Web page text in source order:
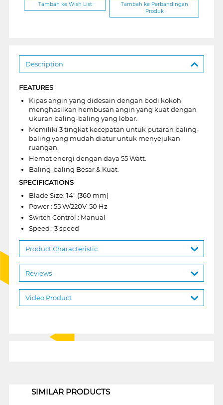
Tambah ke Wish List
Tambah ke Perbandingan
Produk
Description
FEATURES
Kipas angin yang didesain dengan bodi kokoh
menghasilkan hembusan angin yang kuat dengan
ukuran baling-baling yang lebar.
Memiliki 3 tingkat kecepatan untuk putaran baling-
baling yang mudah diatur untuk menyejukan
ruangan.
Hemat energi dengan daya 55 Watt.
Baling-baling Besar & Kuat.
SPECIFICATIONS
Blade Size: 14" (360 mm)
Power : 55 W/220V-50 Hz
Switch Control : Manual
Speed : 3 speed
Product Characteristic
Reviews
Video Product
SIMILAR PRODUCTS